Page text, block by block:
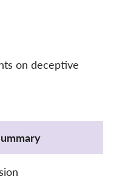
on deceptive